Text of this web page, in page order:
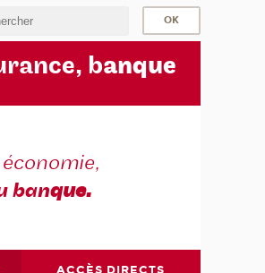
banque
banque.
ACCÈS DIRECTS